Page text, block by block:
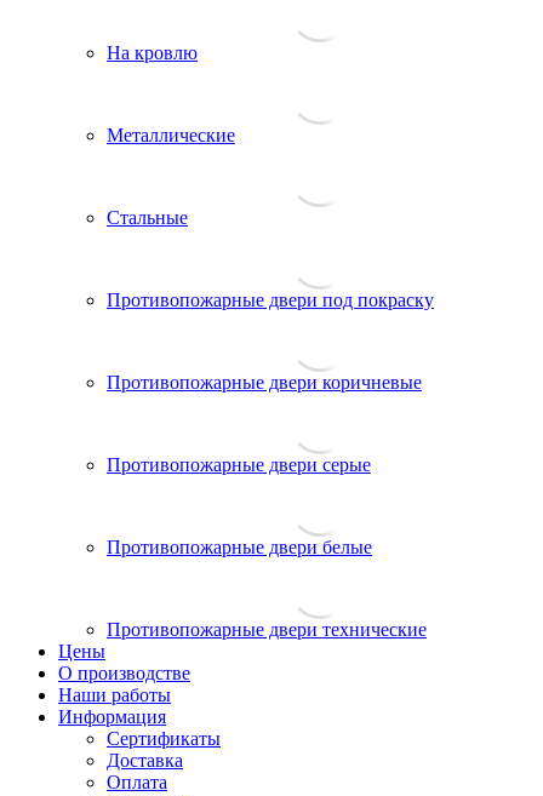
На кровлю
Металлические
Стальные
Противопожарные двери под покраску
Противопожарные двери коричневые
Противопожарные двери серые
Противопожарные двери белые
Противопожарные двери технические
Цены
О производстве
Наши работы
Информация
Сертификаты
Доставка
Оплата